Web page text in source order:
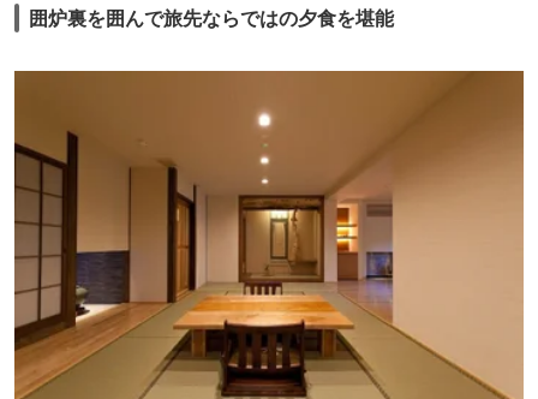
囲炉裏を囲んで旅先ならではの夕食を堪能